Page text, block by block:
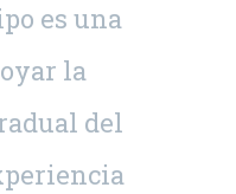
es una
la
del